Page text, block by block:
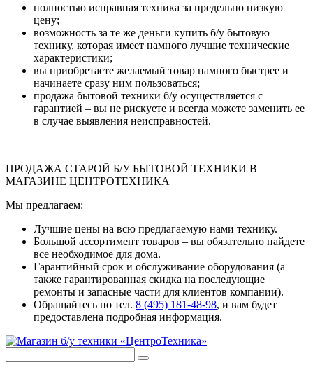
полностью исправная техника за предельно низкую
цену;
возможность за те же деньги купить б/у бытовую
технику, которая имеет намного лучшие технические
характеристики;
вы приобретаете желаемый товар намного быстрее и
начинаете сразу ним пользоваться;
продажа бытовой техники б/у осуществляется с
гарантией – вы не рискуете и всегда можете заменить ее
в случае выявления неисправностей.
ПРОДАЖА СТАРОЙ Б/У БЫТОВОЙ ТЕХНИКИ В
МАГАЗИНЕ ЦЕНТРОТЕХНИКА
Мы предлагаем:
Лучшие цены на всю предлагаемую нами технику.
Большой ассортимент товаров – вы обязательно найдете
все необходимое для дома.
Гарантийный срок и обслуживание оборудования (а
также гарантированная скидка на последующие
ремонты и запасные части для клиентов компании).
Обращайтесь по тел. 8 (495) 181-48-98, и вам будет
предоставлена подробная информация.